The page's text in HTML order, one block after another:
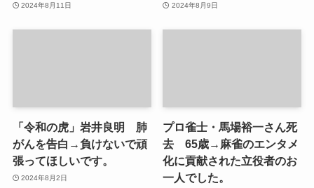
2024年8月11日 2024年8月9日
「令和の虎」岩井良明 肺
がんを告白→負けないで頑
張ってほしいです。
2024年8月2日
プロ雀士・馬場裕一さん死
去 65歳→麻雀のエンタメ
化に貢献された立役者のお
一人でした。